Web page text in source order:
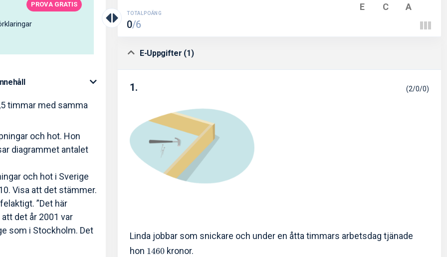
PROVA GRATIS
timmar med samma
och hot. Hon
diagrammet antalet
och hot i Sverige
Visa att det stämmer.
”Det här
det år 2001 var
som i Stockholm. Det
E C A
TOTALPOÄNG
0/6
E-Uppgifter (1)
1. (2/0/0)
Linda jobbar som snickare och under en åtta timmars arbetsdag tjänade
hon 1460 kronor.